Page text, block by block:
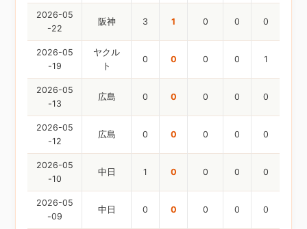
2026-05
-22
阪神 3 1 0 0 0
2026-05
-19
ヤクル
ト
0 0 0 0 1
2026-05
-13
広島 0 0 0 0 0
2026-05
-12
広島 0 0 0 0 0
2026-05
-10
中日 1 0 0 0 0
2026-05
-09
中日 0 0 0 0 0